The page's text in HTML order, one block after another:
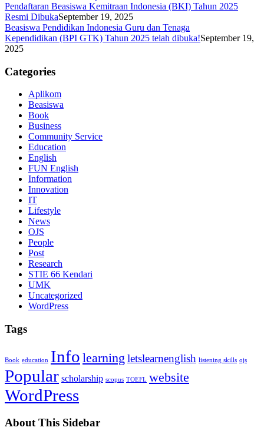
Pendaftaran Beasiswa Kemitraan Indonesia (BKI) Tahun 2025
Resmi DibukaSeptember 19, 2025
Beasiswa Pendidikan Indonesia Guru dan Tenaga
Kependidikan (BPI GTK) Tahun 2025 telah dibuka!September 19,
2025
Categories
Aplikom
Beasiswa
Book
Business
Community Service
Education
English
FUN English
Information
Innovation
IT
Lifestyle
News
OJS
People
Post
Research
STIE 66 Kendari
UMK
Uncategorized
WordPress
Tags
Book education Info learning letslearnenglish listening skills ojs
Popular scholarship scopus TOEFL website
WordPress
About This Sidebar